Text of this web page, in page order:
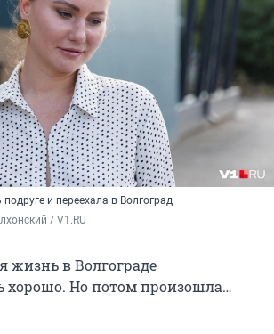
и переехала в Волгоград
/ V1.RU
жизнь в Волгограде
хорошо. Но потом произошла…